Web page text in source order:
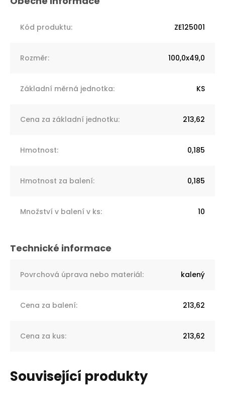
Kód produktu: ZE125001
Rozměr: 100,0x49,0
Základní měrná jednotka: KS
Cena za základní jednotku: 213,62
Hmotnost: 0,185
Hmotnost za balení: 0,185
Množství v balení v ks: 10
Povrchová úprava nebo materiál: kalený
Cena za balení: 213,62
Cena za kus: 213,62
Související produkty